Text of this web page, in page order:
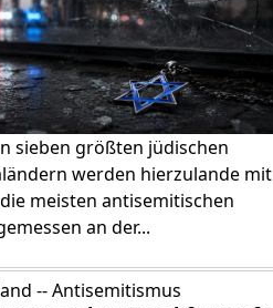
sieben größten jüdischen
werden hierzulande mit
meisten antisemitischen
an der...
-- Antisemitismus